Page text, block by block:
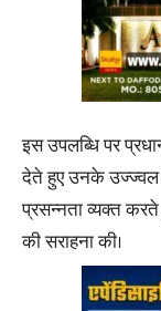
इस उपलब्धि पर
देते हुए उनके उज्ज्वल
प्रसन्नता व्यक्त करते
की सराहना की।